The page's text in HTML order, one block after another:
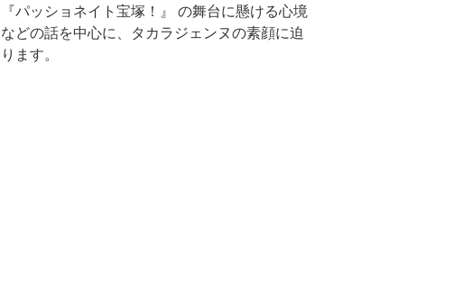
『パッショネイト宝塚！』 の舞台に懸ける心境
などの話を中心に、タカラジェンヌの素顔に迫
ります。